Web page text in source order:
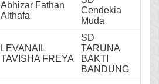
Abhizar Fathan
Althafa
Cendekia
Muda
LEVANAIL
TAVISHA FREYA
SD
TARUNA
BAKTI
BANDUNG